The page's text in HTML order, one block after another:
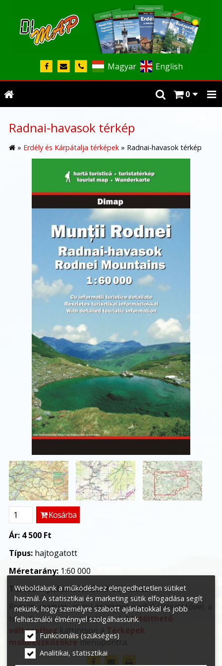
Magyar English
0
Radnai-havasok térkép
» Erdély és Kárpátalja térképek » Radnai-havasok térkép
Kosárba
Ár: 4 500 Ft
Típus: hajtogatott
Méretarány: 1:60 000
Tartalmi jellemzők:2019-es kiadás
Román, magyar, angol és német nyelvű ismertetővel, a
túraútvonalak bemutatásával. Aletölthető
változathoz kattintson a Térképek
mobileszközökremenüpontra.
Weboldalunk a működéshez elengedhetetlen sütiket
használ. A statisztikai és marketing sütik elfogadása segít
nekünk, hogy személyre szabott ajánlatokkal és jobb
felhasználói élménnyel szolgálhassunk.
Funkcionális (szükséges)
Analitikai, statisztikai